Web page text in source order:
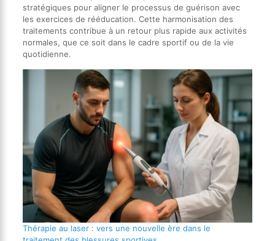
stratégiques pour aligner le processus de guérison avec
les exercices de rééducation. Cette harmonisation des
traitements contribue à un retour plus rapide aux activités
normales, que ce soit dans le cadre sportif ou de la vie
quotidienne.
Thérapie au laser : vers une nouvelle ère dans le